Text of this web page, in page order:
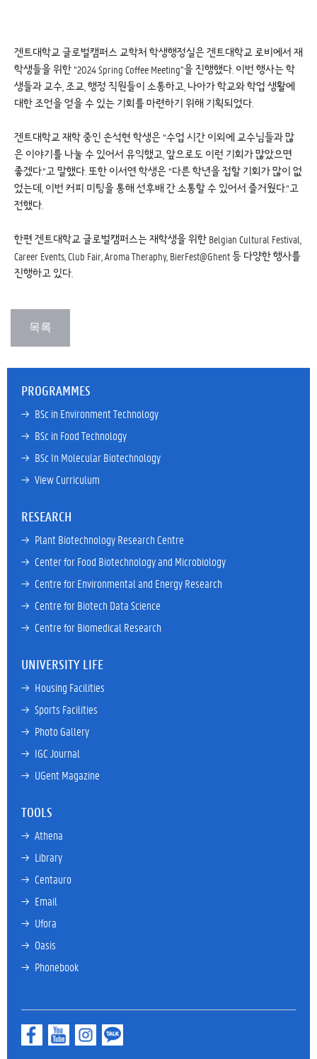
겐트대학교 글로벌캠퍼스 교학처 학생행정실은 겐트대학교 로비에서 재
학생들을 위한 “2024 Spring Coffee Meeting”을 진행했다. 이번 행사는 학
생들과 교수, 조교, 행정 직원들이 소통하고, 나아가 학교와 학업 생활에
대한 조언을 얻을 수 있는 기회를 마련하기 위해 기획되었다.
겐트대학교 재학 중인 손석현 학생은 “수업 시간 이외에 교수님들과 많
은 이야기를 나눌 수 있어서 유익했고, 앞으로도 이런 기회가 많았으면
좋겠다.”고 말했다. 또한 이서연 학생은 “다른 학년을 접할 기회가 많이 없
었는데, 이번 커피 미팅을 통해 선후배 간 소통할 수 있어서 즐거웠다.”고
전했다.
한편 겐트대학교 글로벌캠퍼스는 재학생을 위한 Belgian Cultural Festival,
Career Events, Club Fair, Aroma Theraphy, BierFest@Ghent 등 다양한 행사를
진행하고 있다.
PROGRAMMES
→ BSc in Environment Technology
→ BSc in Food Technology
→ BSc In Molecular Biotechnology
→ View Curriculum
RESEARCH
→ Plant Biotechnology Research Centre
→ Center for Food Biotechnology and Microbiology
→ Centre for Environmental and Energy Research
→ Centre for Biotech Data Science
→ Centre for Biomedical Research
UNIVERSITY LIFE
→ Housing Facilities
→ Sports Facilities
→ Photo Gallery
→ IGC Journal
→ UGent Magazine
TOOLS
→ Athena
→ Library
→ Centauro
→ Email
→ Ufora
→ Oasis
→ Phonebook